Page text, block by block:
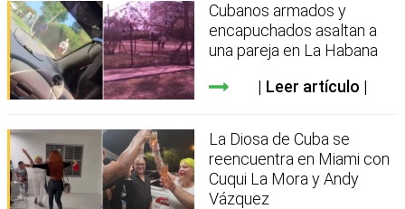
Cubanos armados y
encapuchados asaltan a
una pareja en La Habana
Leer artículo
La Diosa de Cuba se
reencuentra en Miami con
Cuqui La Mora y Andy
Vázquez